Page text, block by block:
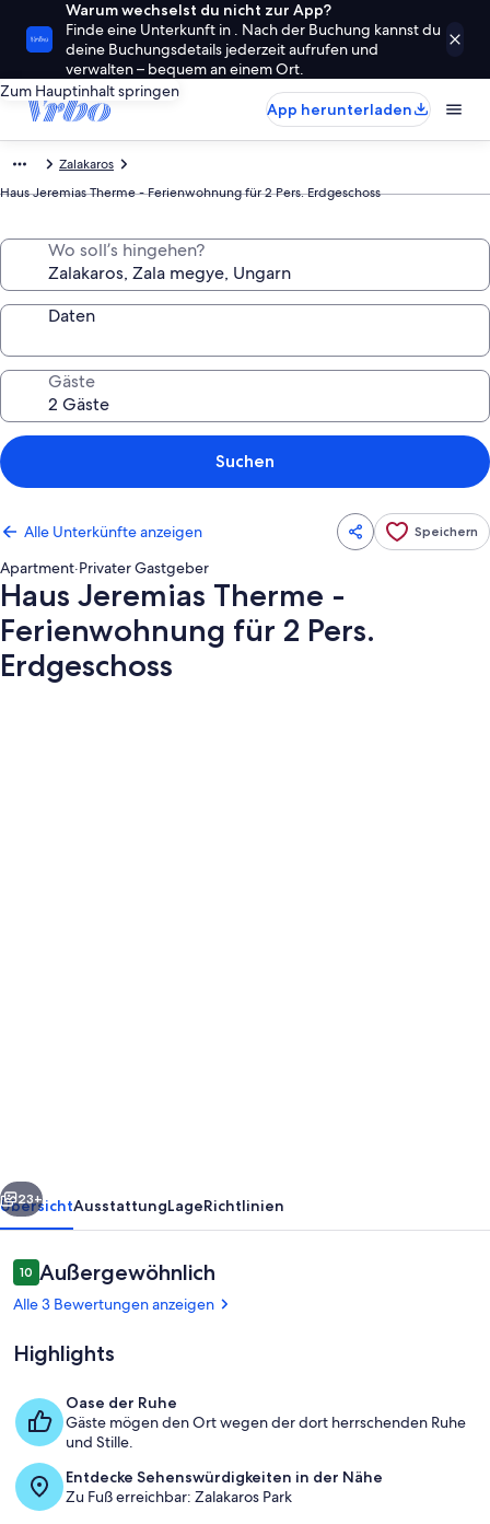
Warum wechselst du nicht zur App?
Finde eine Unterkunft in . Nach der Buchung kannst du
deine Buchungsdetails jederzeit aufrufen und
verwalten – bequem an einem Ort.
Zum Hauptinhalt springen
App herunterladen
Zalakaros
Haus Jeremias Therme - Ferienwohnung für 2 Pers. Erdgeschoss
Wo soll’s hingehen?
Daten
Gäste
Suchen
Alle Unterkünfte anzeigen Speichern
Apartment·Privater Gastgeber
Haus Jeremias Therme -
Ferienwohnung für 2 Pers.
Erdgeschoss
2
Pers.
Erdgeschoss
Speisen im Freien
Weiter
23+
ÜbersichtAusstattungLageRichtlinien
Bewertungen
1010 von 10.
Außergewöhnlich
Alle 3 Bewertungen anzeigen
Highlights
Oase der Ruhe
Gäste mögen den Ort wegen der dort herrschenden Ruhe
und Stille.
Entdecke Sehenswürdigkeiten in der Nähe
Zu Fuß erreichbar: Zalakaros Park